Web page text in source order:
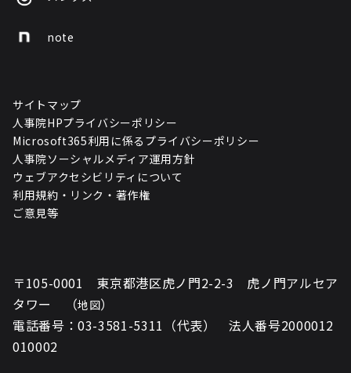
note
サイトマップ
人事院HPプライバシーポリシー
Microsoft365利用に係るプライバシーポリシー
人事院ソーシャルメディア運用方針
ウェブアクセシビリティについて
利用規約・リンク・著作権
ご意見等
〒105-0001 東京都港区虎ノ門2-2-3 虎ノ門アルセア
タワー （地図）
電話番号：03-3581-5311（代表） 法人番号2000012
010002